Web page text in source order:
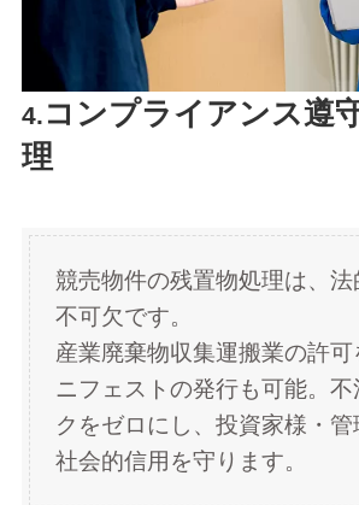
4. コンプライアンス遵
理
競売物件の残置物処理は、
不可欠です。
産業廃棄物収集運搬業の許
ニフェストの発行も可能。不
クをゼロにし、投資家様・
社会的信用を守ります。